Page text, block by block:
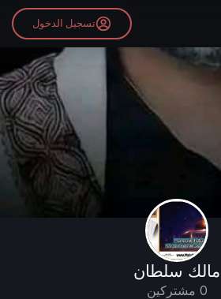
تسجيل الدخول
مالك سلطان
0 مشتركين